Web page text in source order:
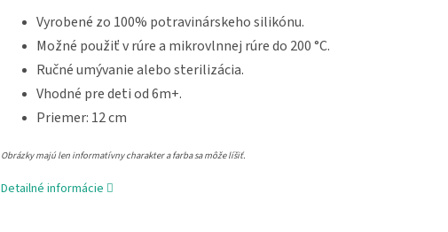
Vyrobené zo 100% potravinárskeho silikónu.
Možné použiť v rúre a mikrovlnnej rúre do 200 °C.
Ručné umývanie alebo sterilizácia.
Vhodné pre deti od 6m+.
Priemer: 12 cm
Obrázky majú len informatívny charakter a farba sa môže líšiť.
Detailné informácie